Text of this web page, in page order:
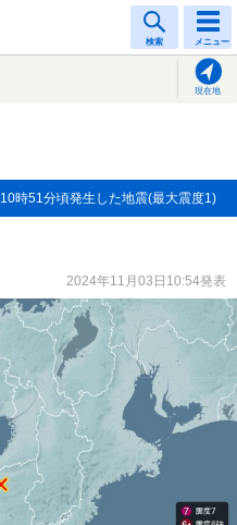
検索 メニュー
現在地
10時51分頃発生した地震(最大震度1)
2024年11月03日10:54発表